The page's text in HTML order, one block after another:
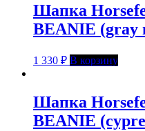
Шапка
BEANIE (gray
1 330 ₽ В корзину
Шапка
BEANIE